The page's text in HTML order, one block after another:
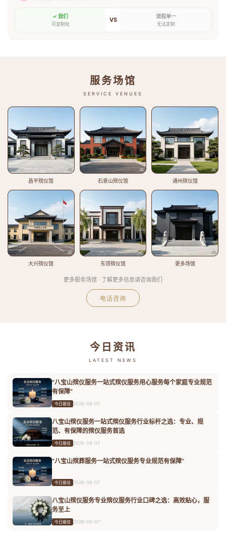
✓ 我们
可定制化
VS 流程单一
无法定制
服务场馆
SERVICE VENUES
昌平殡仪馆 石景山殡仪馆 通州殡仪馆
大兴殡仪馆 东郊殡仪馆 更多场馆
更多服务场馆 · 了解更多信息请咨询我们
电话咨询
今日资讯
LATEST NEWS
“八宝山殡仪服务一站式殡仪服务用心服务每个家庭专业规范
有保障”
今日最佳 2026-08-07
八宝山殡仪服务一站式殡仪服务行业标杆之选：专业、规
范、有保障的殡仪服务首选
今日最佳 2026-08-07
“八宝山殡葬服务一站式殡仪服务专业规范有保障”
今日最佳 2026-08-07
八宝山殡仪服务专业殡仪服务行业口碑之选：高效贴心，服
务至上
今日最佳 2026-08-07